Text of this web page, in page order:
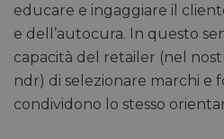
educare e ingaggiare il
e dell’autocura. In questo
capacità del retailer (nel
ndr) di selezionare marchi e
condividono lo stesso